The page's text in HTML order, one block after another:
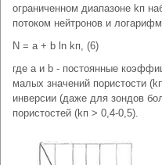
ограниченном диапазоне kп
потоком нейтронов и
N = a + b ln kп, (6)
где а и b - постоянные
малых значений пористости
инверсии (даже для зондов
пористостей (kп > 0,4-0,5).